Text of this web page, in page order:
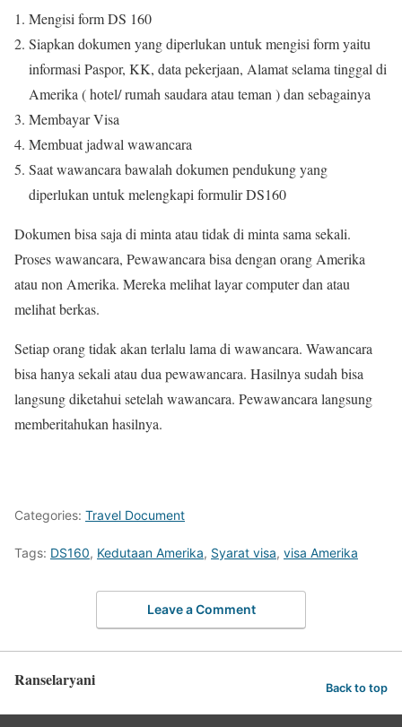
Mengisi form DS 160
Siapkan dokumen yang diperlukan untuk mengisi form yaitu
informasi Paspor, KK, data pekerjaan, Alamat selama tinggal di
Amerika ( hotel/ rumah saudara atau teman ) dan sebagainya
Membayar Visa
Membuat jadwal wawancara
Saat wawancara bawalah dokumen pendukung yang
diperlukan untuk melengkapi formulir DS160
Dokumen bisa saja di minta atau tidak di minta sama sekali.
Proses wawancara, Pewawancara bisa dengan orang Amerika
atau non Amerika. Mereka melihat layar computer dan atau
melihat berkas.
Setiap orang tidak akan terlalu lama di wawancara. Wawancara
bisa hanya sekali atau dua pewawancara. Hasilnya sudah bisa
langsung diketahui setelah wawancara. Pewawancara langsung
memberitahukan hasilnya.
Categories: Travel Document
Tags: DS160, Kedutaan Amerika, Syarat visa, visa Amerika
Leave a Comment
Ranselaryani Back to top